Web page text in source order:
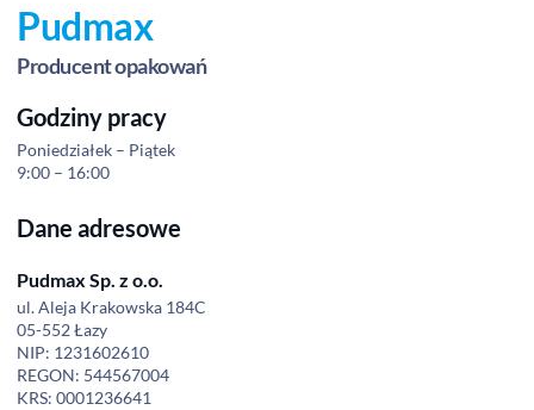
Pudmax
Producent opakowań
Godziny pracy
Poniedziałek – Piątek
9:00 – 16:00
Dane adresowe
Pudmax Sp. z o.o.
ul. Aleja Krakowska 184C
05-552 Łazy
NIP: 1231602610
REGON: 544567004
KRS: 0001236641